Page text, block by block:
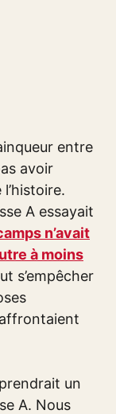
entre
avoir
A essayait
n’avait
à moins
s’empêcher
un
A. Nous